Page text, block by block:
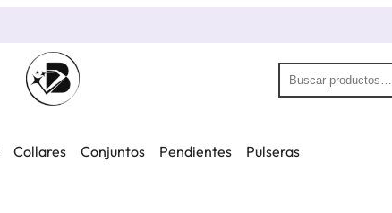
e
r
Collares Conjuntos Pendientes Pulseras